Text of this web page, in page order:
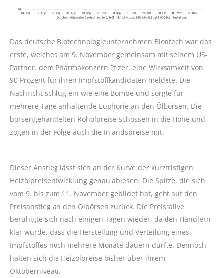
Das deutsche Biotechnologieunternehmen Biontech war das
erste, welches am 9. November gemeinsam mit seinem US-
Partner, dem Pharmakonzern Pfizer, eine Wirksamkeit von
90 Prozent für ihren Impfstoffkandidaten meldete. Die
Nachricht schlug ein wie eine Bombe und sorgte für
mehrere Tage anhaltende Euphorie an den Ölbörsen. Die
börsengehandelten Rohölpreise schossen in die Höhe und
zogen in der Folge auch die Inlandspreise mit.
Dieser Anstieg lässt sich an der Kurve der kurzfristigen
Heizölpreisentwicklung genau ablesen. Die Spitze, die sich
vom 9. bis zum 11. November gebildet hat, geht auf den
Preisanstieg an den Ölbörsen zurück. Die Preisrallye
beruhigte sich nach einigen Tagen wieder, da den Händlern
klar wurde, dass die Herstellung und Verteilung eines
Impfstoffes noch mehrere Monate dauern dürfte. Dennoch
halten sich die Heizölpreise bisher über ihrem
Oktoberniveau.